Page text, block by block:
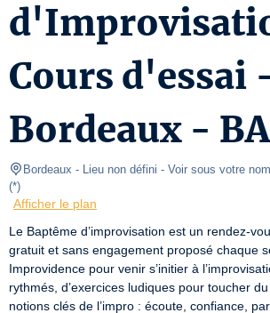
Cours d'essai
Bordeaux -
Bordeaux - Lieu non défini
(*)
Afficher le plan
Le Baptême d’improvisation est un rendez-
gratuit et sans engagement proposé chaque
Improvidence pour venir s’initier à
rythmés, d’exercices ludiques pour toucher
notions clés de l’impro : écoute, confiance,